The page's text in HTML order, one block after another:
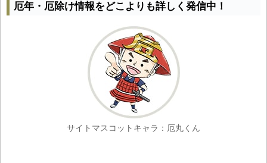
厄年・厄除け情報をどこよりも詳しく発信中！
サイトマスコットキャラ：厄丸くん